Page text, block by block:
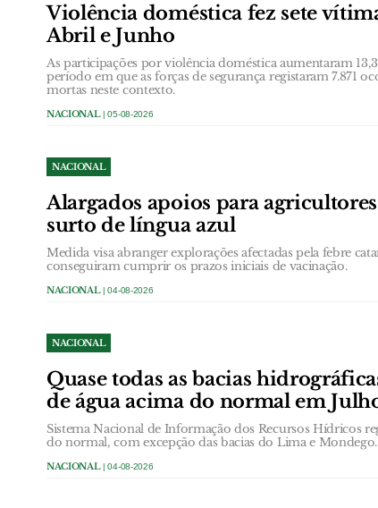
Violência doméstica fez sete
Abril e Junho
As participações por violência doméstica aumentaram
período em que as forças de segurança registaram 7.871
mortas neste contexto.
NACIONAL| 05-08-2026
NACIONAL
Alargados apoios para
surto de língua azul
Medida visa abranger explorações afectadas pela febre
conseguiram cumprir os prazos iniciais de vacinação.
NACIONAL| 04-08-2026
NACIONAL
Quase todas as bacias
de água acima do normal em
Sistema Nacional de Informação dos Recursos Hídricos
do normal, com excepção das bacias do Lima e Mondego.
NACIONAL| 04-08-2026